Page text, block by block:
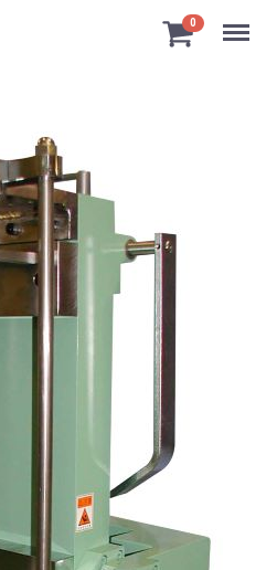
0 Menu